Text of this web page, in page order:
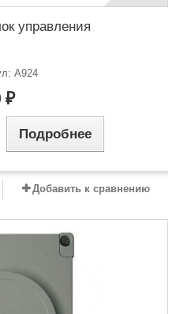
управления
A924
₽
Подробнее
Добавить к сравнению